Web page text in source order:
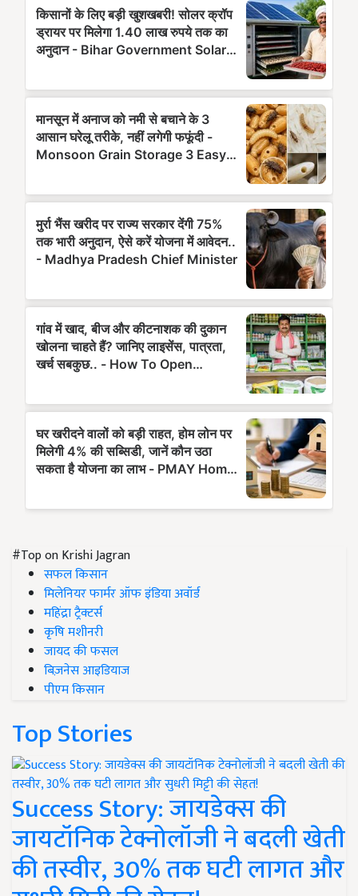
#Top on Krishi Jagran
सफल किसान
मिलेनियर फार्मर ऑफ इंडिया अवॉर्ड
महिंद्रा ट्रैक्टर्स
कृषि मशीनरी
जायद की फसल
बिज़नेस आइडियाज
पीएम किसान
Top Stories
Success Story: जायडेक्स की
जायटॉनिक टेक्नोलॉजी ने बदली खेती
की तस्वीर, 30% तक घटी लागत और